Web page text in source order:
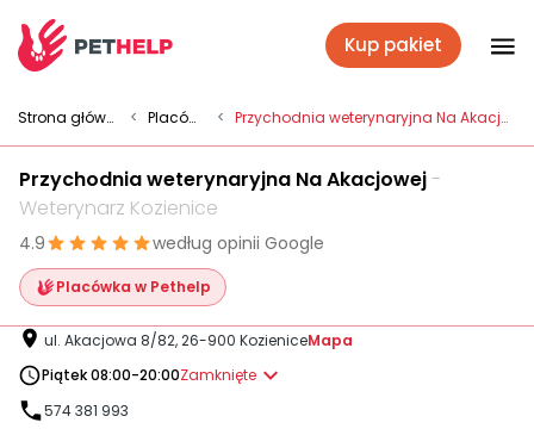
Pakiety weterynaryjne
Ubezpieczenie psa i kota
Placówki
Zaloguj się
Kup pakiet
Strona główna < Placówki < Przychodnia weterynaryjna Na Akacjowej
Przychodnia weterynaryjna Na Akacjowej-
Weterynarz Kozienice
4.9 według opinii Google
Placówka w Pethelp
ul. Akacjowa 8/82, 26-900 KozieniceMapa
Piątek 08:00-20:00Zamknięte
574 381 993